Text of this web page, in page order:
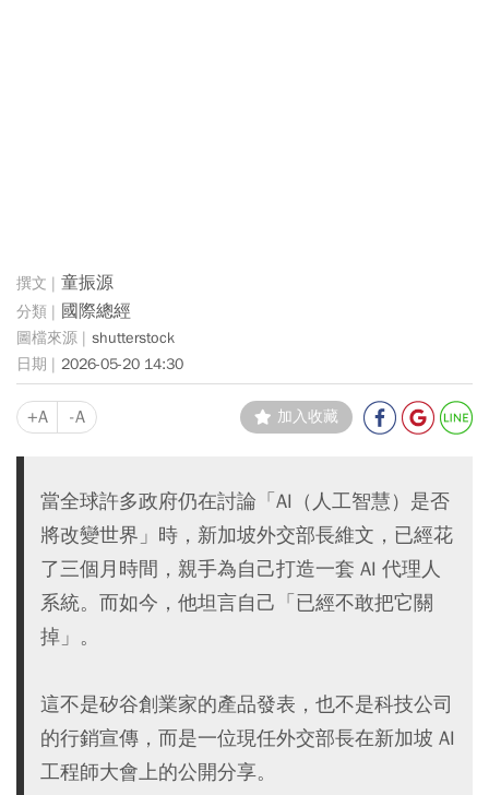
童振源
國際總經
shutterstock
2026-05-20 14:30
+A -A 加入收藏
當全球許多政府仍在討論「AI（人工智慧）是否
將改變世界」時，新加坡外交部長維文，已經花
了三個月時間，親手為自己打造一套 AI 代理人
系統。而如今，他坦言自己「已經不敢把它關
掉」。
這不是矽谷創業家的產品發表，也不是科技公司
的行銷宣傳，而是一位現任外交部長在新加坡 AI
工程師大會上的公開分享。